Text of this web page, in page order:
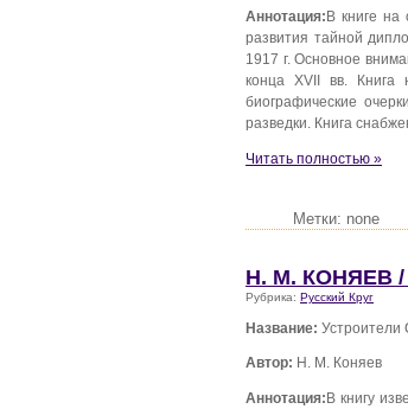
Аннотация: В книге на
развития тайной
1917 г. Основное
конца ХVII вв. Книга
биографические
разведки. Книга
Читать полностью »
Метки: none
Н. М. КОНЯЕВ
Рубрика: Русский Круг
Название: Устроители
Автор: Н. М. Коняев
Аннотация: В книгу